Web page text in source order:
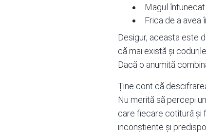
Magul
Frica de a avea
Desigur, aceasta este
că mai există și
Dacă o anumită
Ține cont că
Nu merită să percepi
care fiecare cotitură și
inconștiente și